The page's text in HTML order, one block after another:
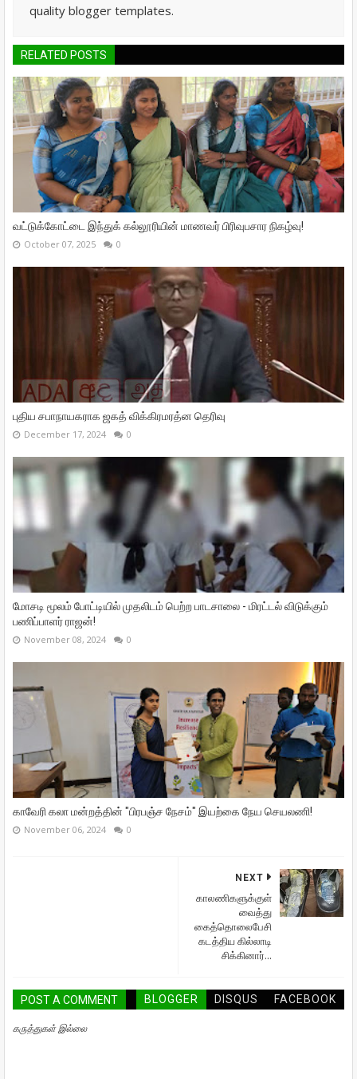
quality blogger templates.
RELATED POSTS
வட்டுக்கோட்டை இந்துக் கல்லூரியின் மாணவர் பிரிவுபசார நிகழ்வு!
October 07, 2025 0
புதிய சபாநாயகராக ஜகத் விக்கிரமரத்ன தெரிவு
December 17, 2024 0
மோசடி மூலம் போட்டியில் முதலிடம் பெற்ற பாடசாலை - மிரட்டல் விடுக்கும்
பணிப்பாளர் ராஜன்!
November 08, 2024 0
காவேரி கலா மன்றத்தின் "பிரபஞ்ச நேசம்" இயற்கை நேய செயலணி!
November 06, 2024 0
NEXT
காலணிகளுக்குள்
வைத்து
கைத்தொலைபேசி
கடத்திய கில்லாடி
சிக்கினார்...
POST A COMMENT BLOGGER DISQUS FACEBOOK
கருத்துகள் இல்லை